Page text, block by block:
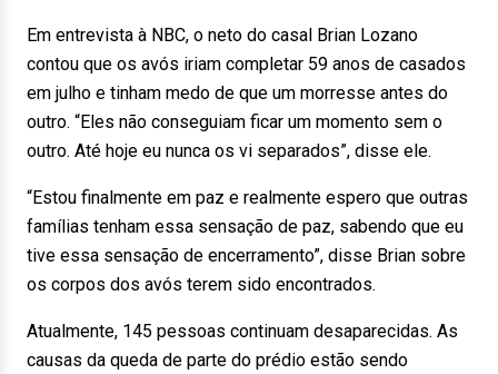
Em entrevista à NBC, o neto do casal Brian Lozano
contou que os avós iriam completar 59 anos de casados
em julho e tinham medo de que um morresse antes do
outro. “Eles não conseguiam ficar um momento sem o
outro. Até hoje eu nunca os vi separados”, disse ele.
“Estou finalmente em paz e realmente espero que outras
famílias tenham essa sensação de paz, sabendo que eu
tive essa sensação de encerramento”, disse Brian sobre
os corpos dos avós terem sido encontrados.
Atualmente, 145 pessoas continuam desaparecidas. As
causas da queda de parte do prédio estão sendo